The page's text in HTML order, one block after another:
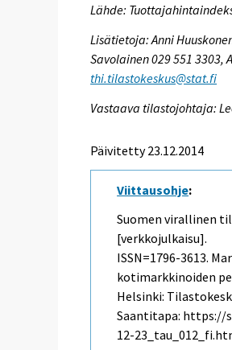
Lähde:
Lisätietoja: Anni
Savolainen 029 551 3303,
thi.tilastokeskus@stat.fi
Vastaava tilastojohtaja:
Päivitetty 23.12.2014
Viittausohje:
Suomen virallinen
[verkkojulkaisu].
ISSN=1796-3613.
kotimarkkinoiden
Helsinki:
Saantitapa: https://
12-